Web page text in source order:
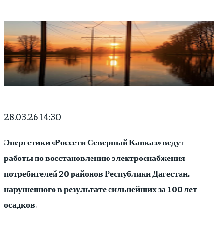
28.03.26 14:30
Энергетики «Россети Северный Кавказ» ведут
работы по восстановлению электроснабжения
потребителей 20 районов Республики Дагестан,
нарушенного в результате сильнейших за 100 лет
осадков.